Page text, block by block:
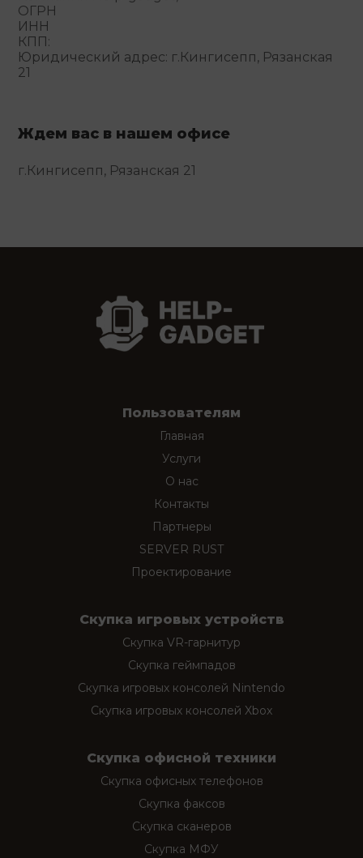
ОГРН
ИНН
КПП:
Юридический адрес: г.Кингисепп, Рязанская
21
Ждем вас в нашем офисе
г.Кингисепп, Рязанская 21
Пользователям
Главная
Услуги
О нас
Контакты
Партнеры
SERVER RUST
Проектирование
Скупка игровых устройств
Скупка VR-гарнитур
Скупка геймпадов
Скупка игровых консолей Nintendo
Скупка игровых консолей Xbox
Скупка офисной техники
Скупка офисных телефонов
Скупка факсов
Скупка сканеров
Скупка МФУ